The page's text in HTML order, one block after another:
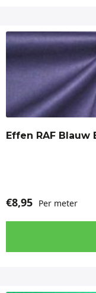
Effen RAF
€8,95 Per meter